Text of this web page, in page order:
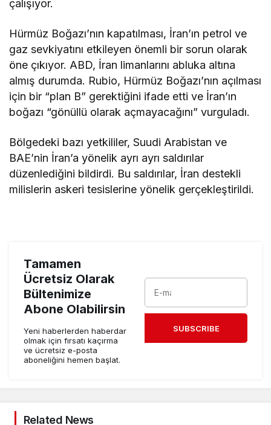
çalışıyor.
Hürmüz Boğazı’nın kapatılması, İran’ın petrol ve
gaz sevkiyatını etkileyen önemli bir sorun olarak
öne çıkıyor. ABD, İran limanlarını abluka altına
almış durumda. Rubio, Hürmüz Boğazı’nın açılması
için bir “plan B” gerektiğini ifade etti ve İran’ın
boğazı “gönüllü olarak açmayacağını” vurguladı.
Bölgedeki bazı yetkililer, Suudi Arabistan ve
BAE’nin İran’a yönelik ayrı ayrı saldırılar
düzenlediğini bildirdi. Bu saldırılar, İran destekli
milislerin askeri tesislerine yönelik gerçekleştirildi.
Tamamen
Ücretsiz Olarak
Bültenimize
Abone Olabilirsin
Yeni haberlerden haberdar
olmak için fırsatı kaçırma
ve ücretsiz e-posta
aboneliğini hemen başlat.
SUBSCRIBE
Related News